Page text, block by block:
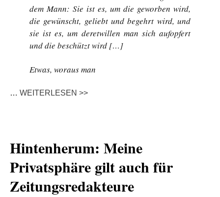
dem Mann: Sie ist es, um die geworben wird,
die gewünscht, geliebt und begehrt wird, und
sie ist es, um deretwillen man sich aufopfert
und die beschützt wird […]
Etwas, woraus man
… WEITERLESEN >>
Hintenherum: Meine
Privatsphäre gilt auch für
Zeitungsredakteure